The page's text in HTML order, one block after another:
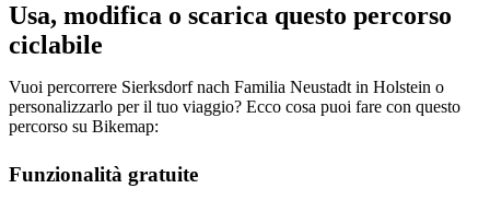
Usa, modifica o scarica questo percorso
ciclabile
Vuoi percorrere Sierksdorf nach Familia Neustadt in Holstein o
personalizzarlo per il tuo viaggio? Ecco cosa puoi fare con questo
percorso su Bikemap:
Funzionalità gratuite